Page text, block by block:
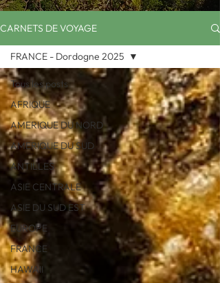
CARNETS DE VOYAGE
Tous les posts
AFRIQUE
AMERIQUE DU NORD
AMERIQUE DU SUD
ANTILLES
ASIE CENTRALE
ASIE DU SUD EST
EUROPE
FRANCE
HAWAII
FRANCE - Dordogne 2025